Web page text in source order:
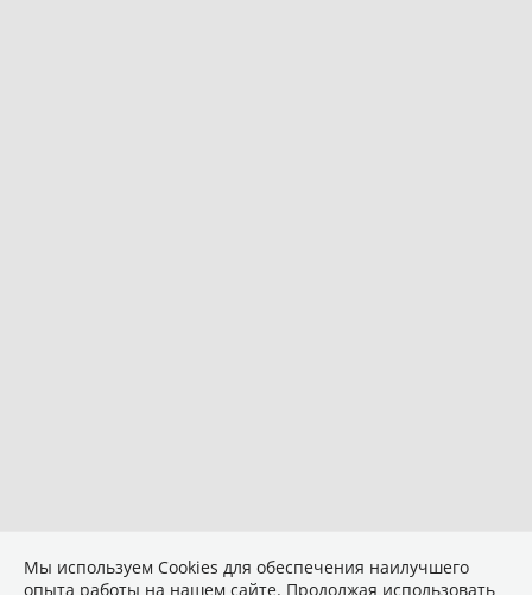
Мы используем Сookies для обеспечения наилучшего
опыта работы на нашем сайте. Продолжая использовать